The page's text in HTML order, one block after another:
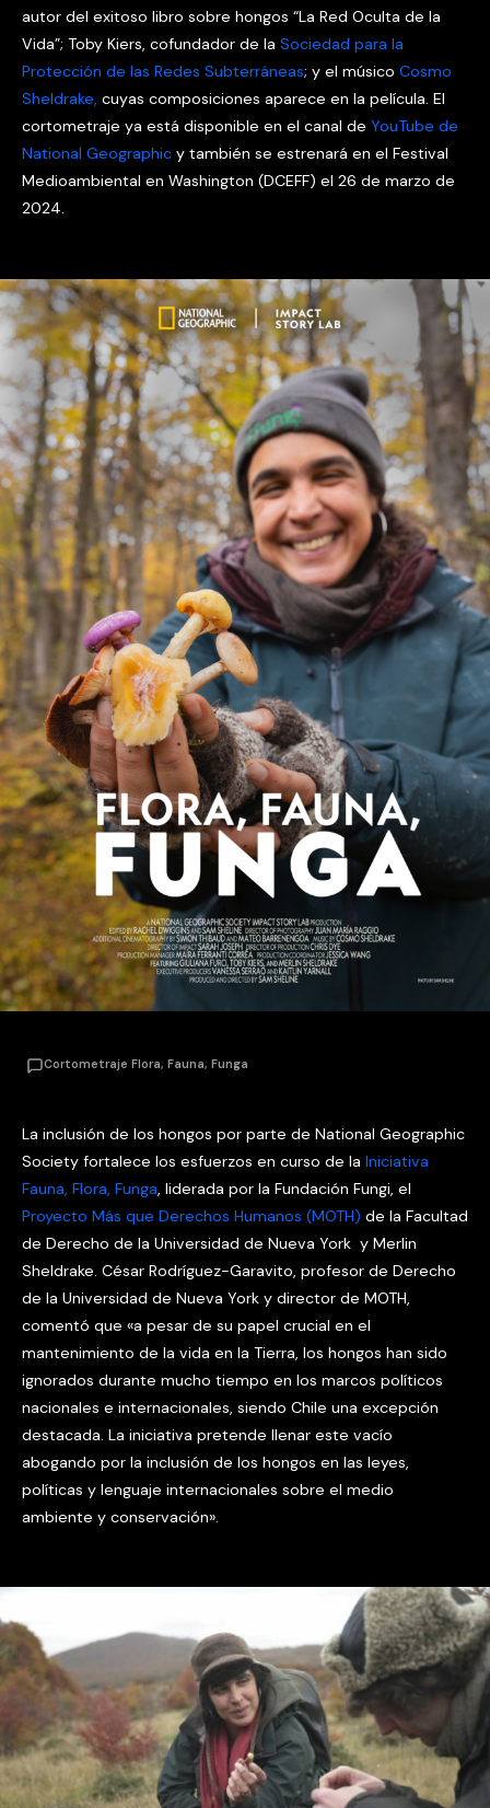
autor del exitoso libro sobre hongos “La Red Oculta de la
Vida”; Toby Kiers, cofundador de la Sociedad para la
Protección de las Redes Subterráneas; y el músico Cosmo
Sheldrake, cuyas composiciones aparece en la película. El
cortometraje ya está disponible en el canal de YouTube de
National Geographic y también se estrenará en el Festival
Medioambiental en Washington (DCEFF) el 26 de marzo de
2024.
Cortometraje Flora, Fauna, Funga
La inclusión de los hongos por parte de National Geographic
Society fortalece los esfuerzos en curso de la Iniciativa
Fauna, Flora, Funga, liderada por la Fundación Fungi, el
Proyecto Más que Derechos Humanos (MOTH) de la Facultad
de Derecho de la Universidad de Nueva York y Merlin
Sheldrake. César Rodríguez-Garavito, profesor de Derecho
de la Universidad de Nueva York y director de MOTH,
comentó que «a pesar de su papel crucial en el
mantenimiento de la vida en la Tierra, los hongos han sido
ignorados durante mucho tiempo en los marcos políticos
nacionales e internacionales, siendo Chile una excepción
destacada. La iniciativa pretende llenar este vacío
abogando por la inclusión de los hongos en las leyes,
políticas y lenguaje internacionales sobre el medio
ambiente y conservación».